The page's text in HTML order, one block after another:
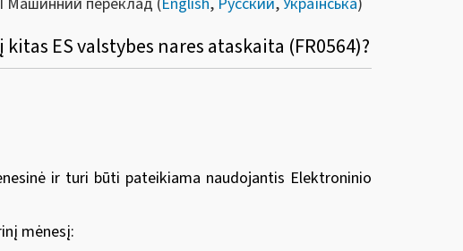
ES valstybes nares ataskaita (FR0564)?
ir turi būti pateikiama naudojantis Elektroninio
mėnesį: